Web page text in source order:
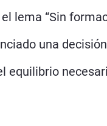
lema “Sin
una
equilibrio